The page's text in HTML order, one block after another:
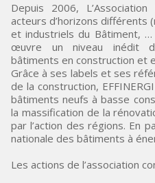
Depuis 2006, L’Association EFFINERGIE rassemble des
acteurs d’horizons différents
et industriels du Bâtiment,
œuvre un niveau inédit
bâtiments en construction et
Grâce à ses labels et ses
de la construction,
bâtiments neufs à basse
la massification de la
par l’action des régions. En
nationale des bâtiments à
Les actions de l’association